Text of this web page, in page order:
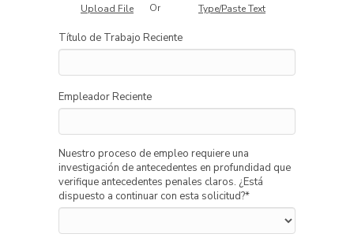
Upload File Or Type/Paste Text
Título de Trabajo Reciente
Empleador Reciente
Nuestro proceso de empleo requiere una
investigación de antecedentes en profundidad que
verifique antecedentes penales claros. ¿Está
dispuesto a continuar con esta solicitud?*